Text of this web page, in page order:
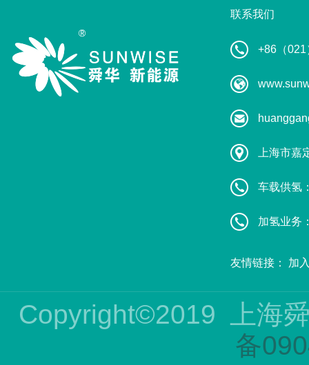
联系我们
+86（
上海市嘉
车载供氢
加氢业务
友情链接： 加
Copyright©2019
上海
备